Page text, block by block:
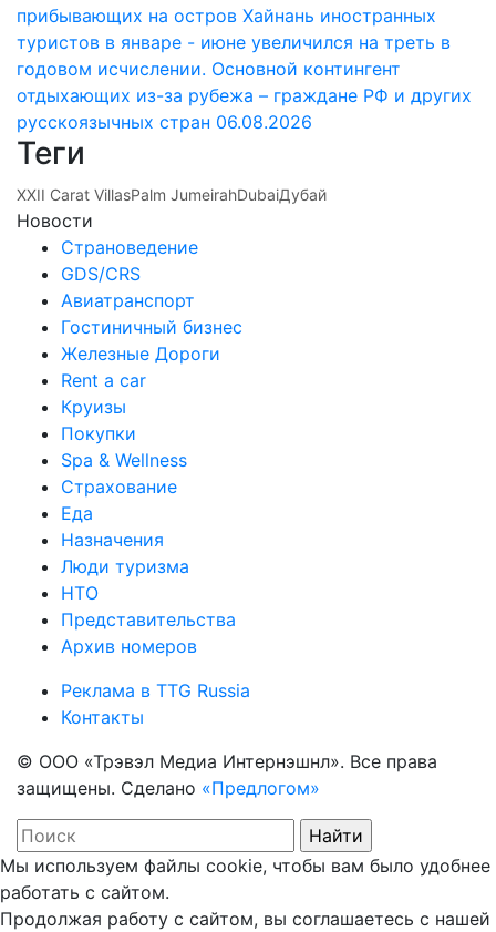
прибывающих на остров Хайнань иностранных
туристов в январе - июне увеличился на треть в
годовом исчислении. Основной контингент
отдыхающих из-за рубежа – граждане РФ и других
русскоязычных стран 06.08.2026
Теги
XXII Carat VillasPalm JumeirahDubaiДубай
Новости
Страноведение
GDS/CRS
Авиатранспорт
Гостиничный бизнес
Железные Дороги
Rent a car
Круизы
Покупки
Spa & Wellness
Страхование
Еда
Назначения
Люди туризма
НТО
Представительства
Архив номеров
Реклама в TTG Russia
Контакты
© ООО «Трэвэл Медиа Интернэшнл». Все права
защищены. Сделано «Предлогом»
Мы используем файлы cookie, чтобы вам было удобнее
работать с сайтом.
Продолжая работу с сайтом, вы соглашаетесь с нашей